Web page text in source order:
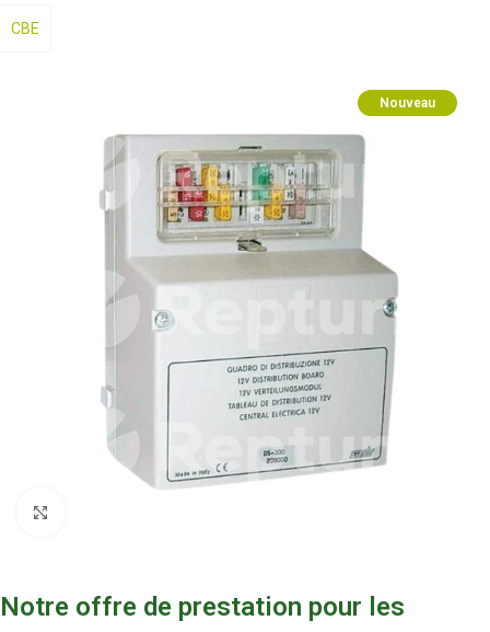
CBE
Nouveau
Notre offre de prestation pour les